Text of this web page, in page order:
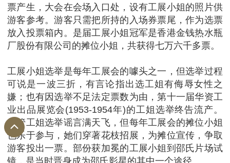
票产生，大会在会场入口处，设有工展小姐的照片供
游客参考。游客只需把所持的入场券票尾，作为选票
放入投票箱内。是届工展小姐冠军是香港金钱热水瓶
厂股份有限公司的摊位小姐，共获得七万六千多票。
工展小姐选举是每年工展会的噱头之一，但选举过程
可说是一波三折，有言论指出选工姐有侮辱女性之
嫌；也有因选举不足法定票数为由，第十一届华资工
业出品展览会(1953-1954年)的工姐选举终告流产。
尽管工姐选举谣言满天飞，但每年工展会的摊位小姐
也乐于参与，她们穿著花枝招展，为摊位宣传，争取
游客投出一票。部份获加冕的工展小姐到邵氏片场试
镜，是当时晋身成为邵氏影星的其中一个途径。